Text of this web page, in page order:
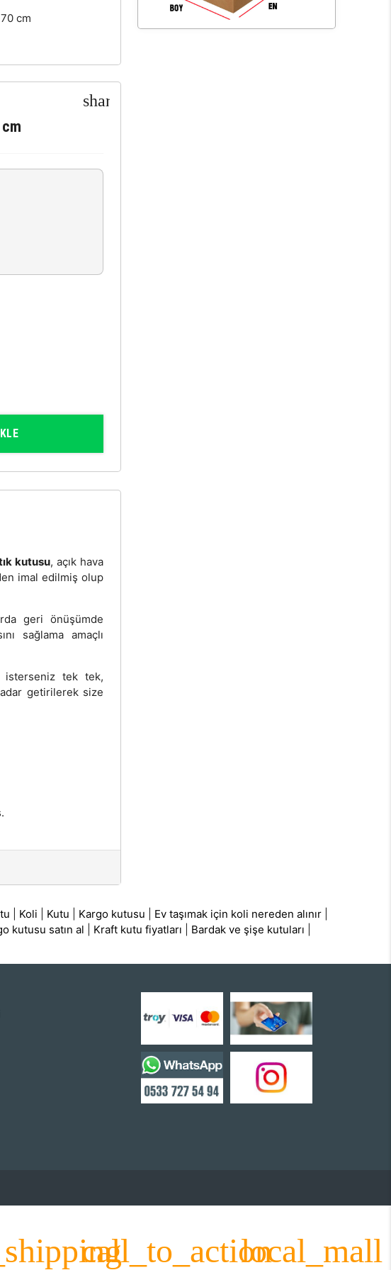
cm
kutusu, açık hava
imal edilmiş olup
geri önüşümde
sağlama amaçlı
isterseniz tek tek,
getirilerek size
Koli Kutu Kargo kutusu Ev taşımak için koli nereden alınır
kutusu satın al Kraft kutu fiyatları Bardak ve şişe kutuları